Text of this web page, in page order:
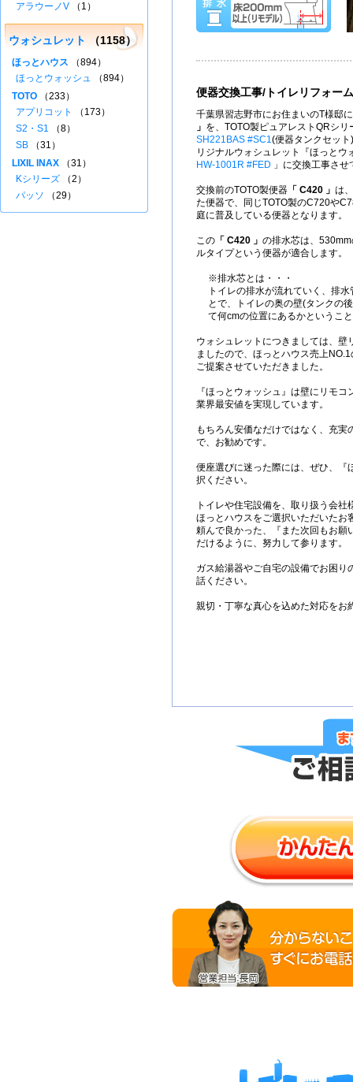
便器交換工事/トイレリフォーム
千葉県習志野市にお住まいのT様邸
」 を、TOTO製ピュアレストQRシ
SH221BAS #SC1(便器タンクセッ
リジナルウォシュレット『ほっとウ
HW-1001R #FED 」に交換工事さ
交換前のTOTO製便器 「 C420 」 は
た便器で、同じTOTO製のC720や
庭に普及している便器となります。
この 「 C420 」 の排水芯は、
ルタイプという便器が適合します。
※排水芯とは・・・
トイレの排水が流れていく、排
とで、トイレの奥の壁(タンクの
て何cmの位置にあるかというこ
ウォシュレットにつきましては、壁
ましたので、ほっとハウス売上
ご提案させていただきました。
『ほっとウォッシュ』は壁にリモ
業界最安値を実現しています。
もちろん安価なだけではなく、充実
で、お勧めです。
便座選びに迷った際には、ぜひ、『
択ください。
トイレや住宅設備を、取り扱う会
ほっとハウスをご選択いただいたお
頼んで良かった、『また次回もお願
だけるように、努力して参ります。
ガス給湯器やご自宅の設備でお困り
話ください。
親切・丁寧な真心を込めた対応をお
アラウーノV （1）
ウォシュレット （1158）
ほっとハウス （894）
ほっとウォッシュ （894）
TOTO （233）
アプリコット
（173）
S2・S1 （8）
SB （31）
LIXIL INAX （31）
Kシリーズ （2）
パッソ （29）